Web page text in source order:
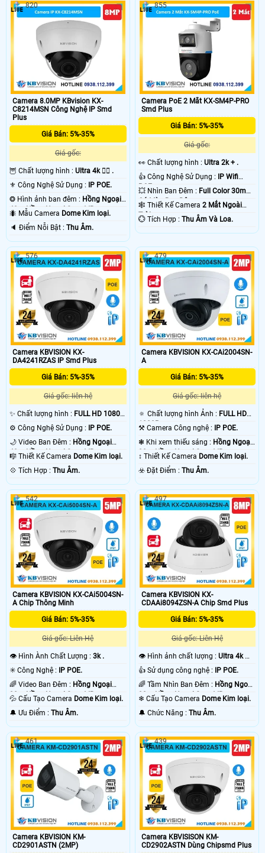
Camera 8.0MP KBvision KX-
C8214MSN Công Nghệ IP Smd
Plus
Giá Bán: 5%-35%
Giá gốc:
🦉 Chất lượng hình : Ultra 4k 👍🏾 .
⚜️ Công Nghệ Sử Dụng :
IP POE.
❂ Hình ảnh ban đêm : Hồng Ngoại
40m Hồng Ngoại Smart IR.
🐜 Mẫu Camera Dome Kim loại.
️🔈 Điểm Nỗi Bật : Thu Âm.
820
Camera PoE 2 Mắt KX-SM4P-PRO
Smd Plus
Giá Bán: 5%-35%
Giá gốc:
️👀 Chất lượng hình :Ultra 2k + .
👍 Công Nghệ Sử Dụng :
IP Wifi
POE.
💥 Nhìn Ban Đêm : Full Color 30m
Có Màu Ban Ðêm.
🕸️ Thiết Kế Camera2 Mắt Ngoài
Trời.
️💮 Tích Hợp :Thu Âm Và Loa.
855
Camera KBVISION KX-
DA4241RZAS IP Smd Plus
Giá Bán: 5%-35%
Giá gốc: liên hệ
✨ Chất lượng hình : FULL HD 1080P
⚙ Công Nghệ Sử Dụng : IP POE.
🌙 Video Ban Đêm : Hồng Ngoại
40m Hồng Ngoại Smart IR.
🎼️ Thiết Kế Camera Dome Kim loại.
️💠 Tích Hợp : Thu Âm.
576
Camera KBVISION KX-CAi2004SN-
A
Giá Bán: 5%-35%
Giá gốc: liên hệ
🔅 Chất lượng hình Ảnh : FULL HD
1080P .
⚒ Camera Công nghệ : IP POE.
❃ Khi xem thiếu sáng : Hồng Ngoại
30m Hồng Ngoại Smart IR.
↕️ Thiết Kế Camera Dome Kim loại.
️☣️ Đặt Điểm :Thu Âm.
479
Camera KBVISION KX-CAi5004SN-
A Chip Thông Minh
Giá Bán: 5%-35%
Giá gốc: Liên Hệ
👁 Hình Ành Chất Lượng : 3k .
✳️ Công Nghệ :
IP POE.
🌈 Video Ban Đêm : Hồng Ngoại
30m Hồng Ngoại Smart IR.
💦 Cấu Tạo Camera Dome Kim loại.
️🔔 Ưu Điểm : Thu Âm.
542
Camera KBVISION KX-
CDAAi8094ZSN-A Chip Smd Plus
Giá Bán: 5%-35%
Giá gốc: Liên Hệ
👁 Hình ảnh chất lượng :Ultra 4k 👍🏾
.
👍 Sử dụng công nghệ :
IP POE.
🌈 Tầm Nhìn Ban Đêm : Hồng Ngoại
30m Hồng Ngoại Smart IR.
❄ Cấu Tạo Camera Dome Kim loại.
️🔔 Chức Năng :Thu Âm.
497
Camera KBVISION KM-
CD2901ASTN (2MP)
461
Camera KBVISISON KM-
CD2902ASTN Dùng Chipsmd Plus
439